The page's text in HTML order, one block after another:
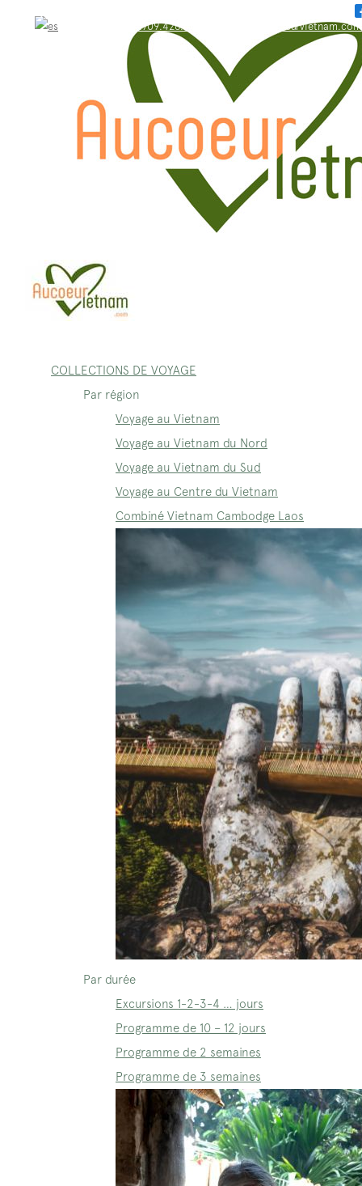
WhatsApp: +84.909.426.406 bonjour@aucoeurvietnam.com
COLLECTIONS DE VOYAGE
Par région
Voyage au Vietnam
Voyage au Vietnam du Nord
Voyage au Vietnam du Sud
Voyage au Centre du Vietnam
Combiné Vietnam Cambodge Laos
Par durée
Excursions 1-2-3-4 … jours
Programme de 10 – 12 jours
Programme de 2 semaines
Programme de 3 semaines
WhatsApp: +84.909.426.406